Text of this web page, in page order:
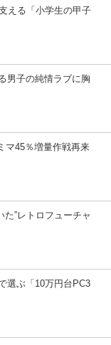
える「小学生の甲子
男子の純情ラブに胸
マ45％増量作戦再来
”レトロフューチャ
選ぶ「10万円台PC3